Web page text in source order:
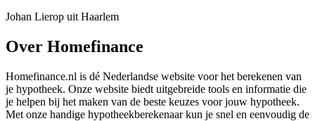
Johan Lierop uit Haarlem
Over Homefinance
Homefinance.nl is dé Nederlandse website voor het berekenen van
je hypotheek. Onze website biedt uitgebreide tools en informatie die
je helpen bij het maken van de beste keuzes voor jouw hypotheek.
Met onze handige hypotheekberekenaar kun je snel en eenvoudig de